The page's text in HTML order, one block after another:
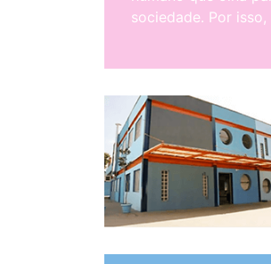
sociedade. Por